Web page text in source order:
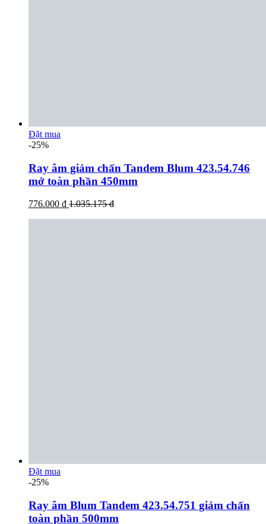
Đặt mua
-25%
Ray âm giảm chấn Tandem Blum 423.54.746
mở toàn phần 450mm
776.000 đ 1.035.175 đ
Đặt mua
-25%
Ray âm Blum Tandem 423.54.751 giảm chấn
toàn phần 500mm